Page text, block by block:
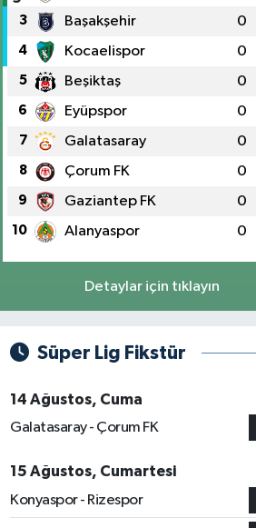
3 Başakşehir 0
4 Kocaelispor 0
5 Beşiktaş 0
6 Eyüpspor 0
7 Galatasaray 0
8 Çorum FK 0
9 Gaziantep FK 0
10 Alanyaspor 0
Detaylar için tıklayın
Süper Lig Fikstür
14 Ağustos, Cuma
Galatasaray - Çorum FK
15 Ağustos, Cumartesi
Konyaspor - Rizespor